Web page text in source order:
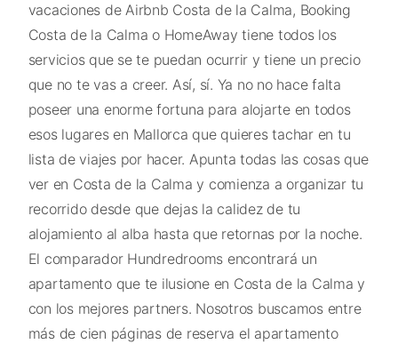
vacaciones de Airbnb Costa de la Calma, Booking
Costa de la Calma o HomeAway tiene todos los
servicios que se te puedan ocurrir y tiene un precio
que no te vas a creer. Así, sí. Ya no no hace falta
poseer una enorme fortuna para alojarte en todos
esos lugares en Mallorca que quieres tachar en tu
lista de viajes por hacer. Apunta todas las cosas que
ver en Costa de la Calma y comienza a organizar tu
recorrido desde que dejas la calidez de tu
alojamiento al alba hasta que retornas por la noche.
El comparador Hundredrooms encontrará un
apartamento que te ilusione en Costa de la Calma y
con los mejores partners. Nosotros buscamos entre
más de cien páginas de reserva el apartamento